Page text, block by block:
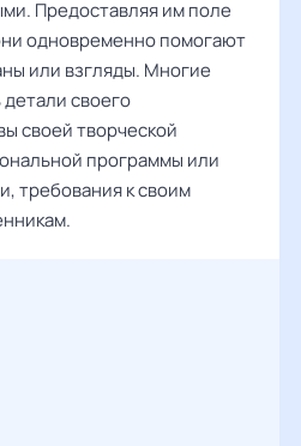
Предоставляя им поле
одновременно помогают
или взгляды. Многие
своего
своей творческой
программы или
требования к своим